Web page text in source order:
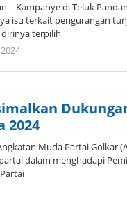
– Kampanye di Teluk
isu terkait pengurangan
terpilih
2024
Muda Partai Golkar
dalam menghadapi